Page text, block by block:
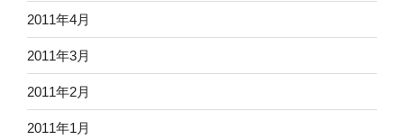
2011年4月
2011年3月
2011年2月
2011年1月